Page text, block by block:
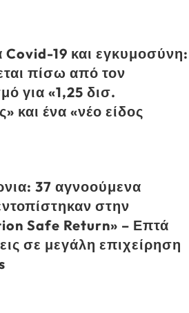
Covid-19 και εγκυμοσύνη:
πίσω από τον
για «1,25 δισ.
και ένα «νέο είδος
37 αγνοούμενα
στην
Safe Return» – Επτά
σε μεγάλη επιχείρηση